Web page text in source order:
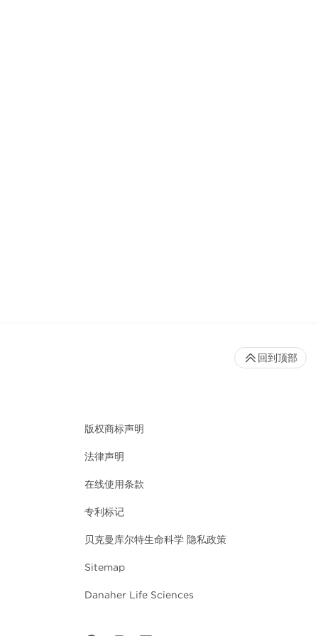
版权商标声明
法律声明
在线使用条款
专利标记
贝克曼库尔特生命科学 隐私政策
Sitemap
Danaher Life Sciences
回到顶部